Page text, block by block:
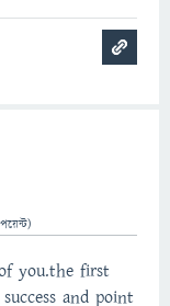
পয়েন্ট)
you.the first
and point